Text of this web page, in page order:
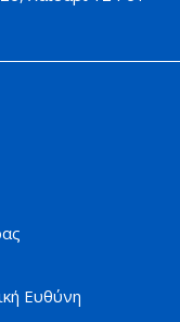
Ευθύνη